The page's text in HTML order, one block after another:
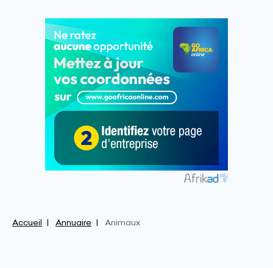
Accueil Annuaire Animaux